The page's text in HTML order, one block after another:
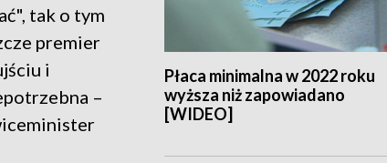
Płaca minimalna w 2022 roku
wyższa niż zapowiadano
[WIDEO]
tak o tym
premier
i
–